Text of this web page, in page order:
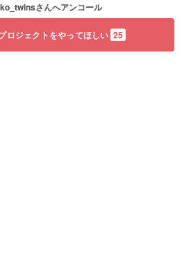
さんへアンコール
ロジェクトをやってほしい 25